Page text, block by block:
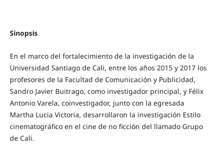
Sinopsis
En el marco del fortalecimiento de la investigación de la
Universidad Santiago de Cali, entre los años 2015 y 2017 los
profesores de la Facultad de Comunicación y Publicidad,
Sandro Javier Buitrago, como investigador principal, y Félix
Antonio Varela, coinvestigador, junto con la egresada
Martha Lucia Victoria, desarrollaron la investigación Estilo
cinematográfico en el cine de no ficción del llamado Grupo
de Cali.